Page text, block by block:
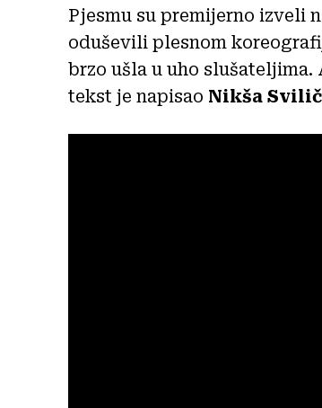
Pjesmu su premijerno izveli
oduševili plesnom
brzo ušla u uho slušateljima.
tekst je napisao Nikša